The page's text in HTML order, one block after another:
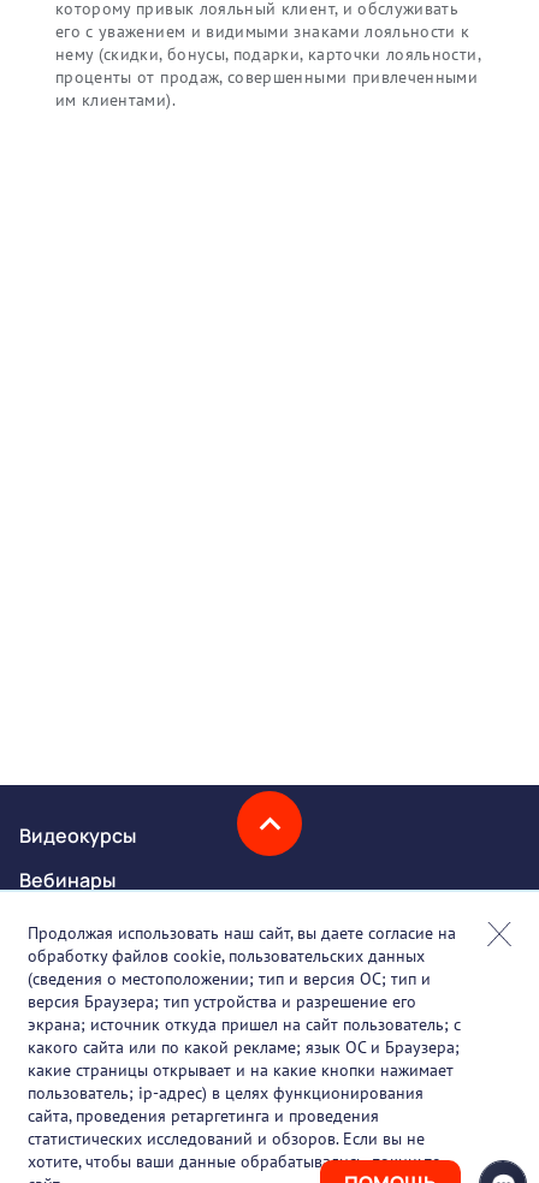
которому привык лояльный клиент, и обслуживать
его с уважением и видимыми знаками лояльности к
нему (скидки, бонусы, подарки, карточки лояльности,
проценты от продаж, совершенными привлеченными
им клиентами).
Видеокурсы
Вебинары
Онлайн-события
Партнеры
О проекте
Вакансии
Блог
Контакты
Продолжая использовать наш сайт, вы даете согласие на
обработку файлов cookie, пользовательских данных
(сведения о местоположении; тип и версия ОС; тип и
версия Браузера; тип устройства и разрешение его
экрана; источник откуда пришел на сайт пользователь; с
какого сайта или по какой рекламе; язык ОС и Браузера;
какие страницы открывает и на какие кнопки нажимает
пользователь; ip-адрес) в целях функционирования
сайта, проведения ретаргетинга и проведения
статистических исследований и обзоров. Если вы не
хотите, чтобы ваши данные обрабатывались, покиньте